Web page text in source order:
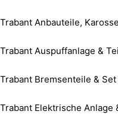
Trabant Anbauteile,
Trabant Auspuffanlage &
Trabant Bremsenteile &
Trabant Elektrische Anlage